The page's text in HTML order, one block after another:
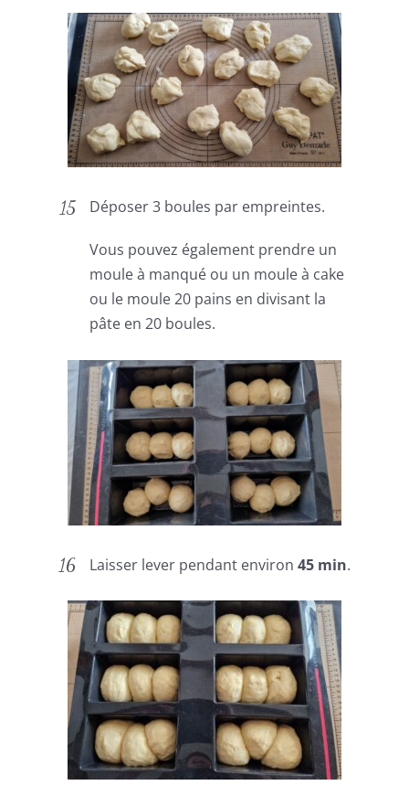
Déposer 3 boules par empreintes.
Vous pouvez également prendre un
moule à manqué ou un moule à cake
ou le moule 20 pains en divisant la
pâte en 20 boules.
Laisser lever pendant environ45 min.